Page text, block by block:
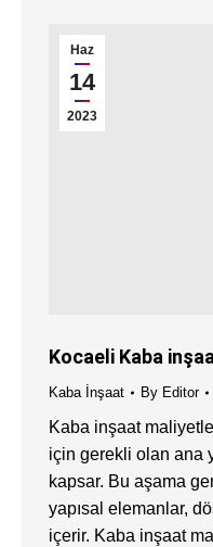
Haz
14
2023
Kocaeli Kaba
Kaba İnşaat By Editor
Kaba inşaat
için gerekli olan ana
kapsar. Bu aşama
yapısal elemanlar,
içerir. Kaba inşaat